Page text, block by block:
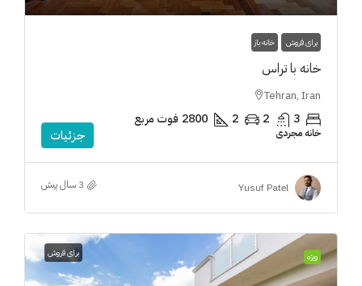
برای فروش خانه باز
خانه با تراس
Tehran, Iran
3
2
2
2800 فوت مربع
خانه مجردی جزئیات
Yusuf Patel 3 سال پیش
ویژه برای فروش